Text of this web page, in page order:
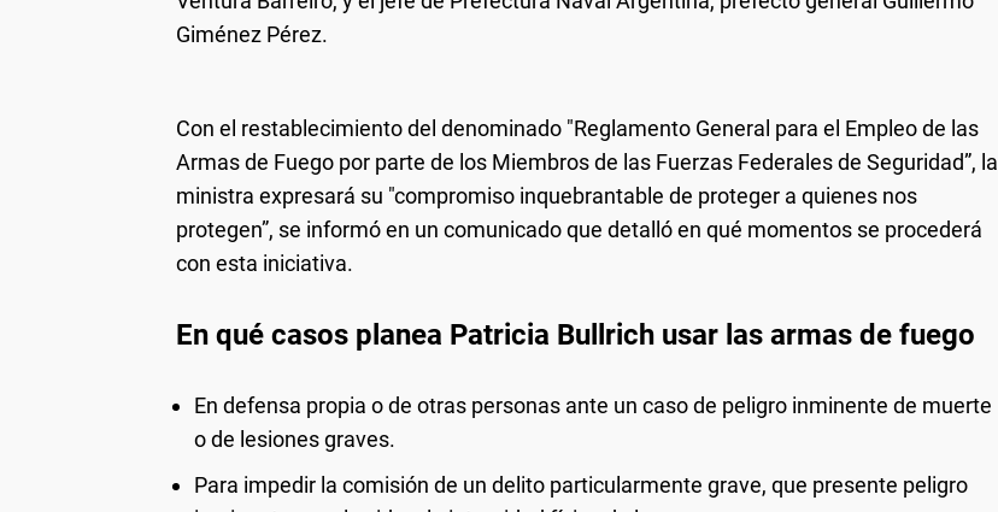
Giménez Pérez.
Con el restablecimiento del denominado "Reglamento General para el Empleo de las
Armas de Fuego por parte de los Miembros de las Fuerzas Federales de Seguridad”, la
ministra expresará su "compromiso inquebrantable de proteger a quienes nos
protegen”, se informó en un comunicado que detalló en qué momentos se procederá
con esta iniciativa.
En qué casos planea Patricia Bullrich usar las armas de fuego
En defensa propia o de otras personas ante un caso de peligro inminente de muerte
o de lesiones graves.
Para impedir la comisión de un delito particularmente grave, que presente peligro